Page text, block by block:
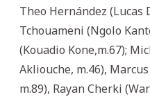
Theo Hernández (Lucas
Tchouameni (Ngolo
(Kouadio Kone,m.67);
Akliouche, m.46),
m.89), Rayan Cherki